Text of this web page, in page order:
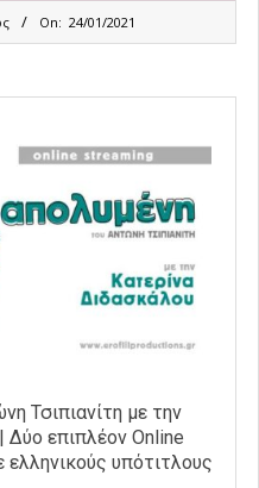
On: 24/01/2021
Τσιπιανίτη με την
Δύο επιπλέον Online
υπότιτλους